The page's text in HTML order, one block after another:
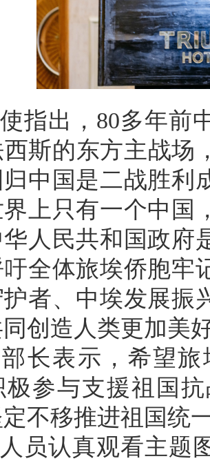
指出，80多年前
斯的东方主战场
归中国是二战胜利
上只有一个中国
人民共和国政府
全体旅埃侨胞牢
者、中埃发展振
创造人类更加美
长表示，希望
极参与支援祖国
不移推进祖国统
员认真观看主题